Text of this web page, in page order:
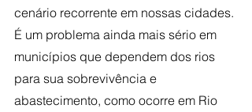
cenário recorrente em nossas cidades.
É um problema ainda mais sério em
municípios que dependem dos rios
para sua sobrevivência e
abastecimento, como ocorre em Rio